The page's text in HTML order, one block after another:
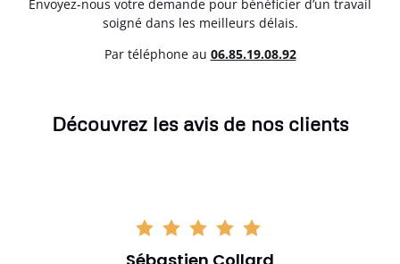
Envoyez-nous votre demande pour bénéficier d’un travail
soigné dans les meilleurs délais.
Par téléphone au 06.85.19.08.92
Découvrez les avis de nos clients